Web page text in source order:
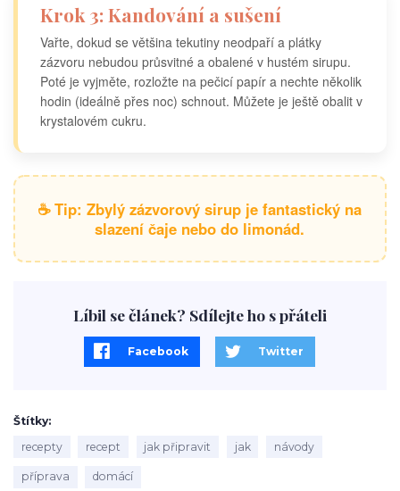
Krok 3: Kandování a sušení
Vařte, dokud se většina tekutiny neodpaří a plátky
zázvoru nebudou průsvitné a obalené v hustém sirupu.
Poté je vyjměte, rozložte na pečicí papír a nechte několik
hodin (ideálně přes noc) schnout. Můžete je ještě obalit v
krystalovém cukru.
☕ Tip: Zbylý zázvorový sirup je fantastický na
slazení čaje nebo do limonád.
Líbil se článek? Sdílejte ho s přáteli
Facebook Twitter
Štítky
recepty
recept jak připravit jak návody
příprava domácí